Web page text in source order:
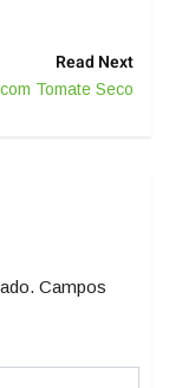
Read Next
Tomate Seco
Campos